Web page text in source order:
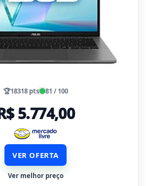
🏆18318 pts 81 / 100
5.774,00
VER OFERTA
Ver melhor preço